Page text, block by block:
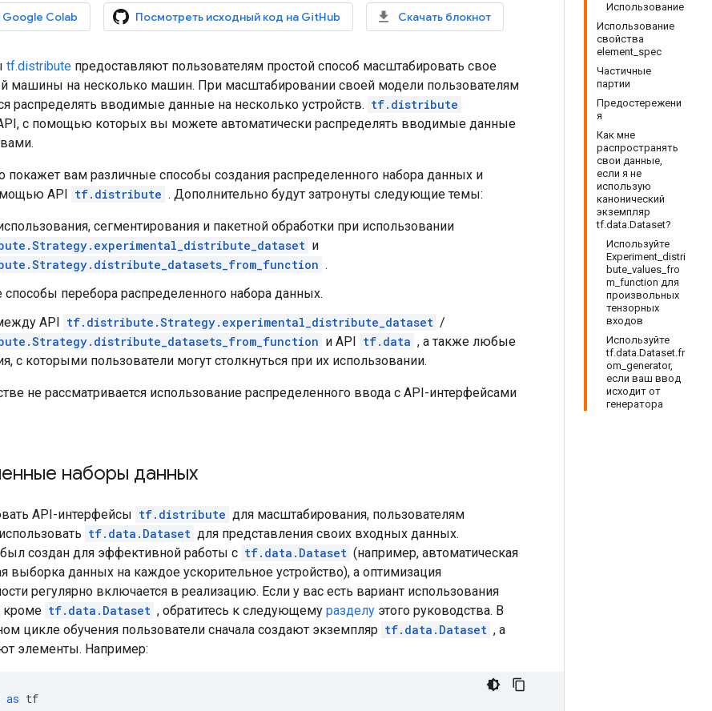
Использование
Использование
свойства
element_spec
Частичные
партии
Предостережени
я
Как мне
распространять
свои данные,
если я не
использую
канонический
экземпляр
tf.data.Dataset?
Используйте
Experiment_distri
bute_values_fro
m_function для
произвольных
тензорных
входов
Используйте
tf.data.Dataset.fr
om_generator,
если ваш ввод
исходит от
генератора
Google Colab Посмотреть исходный код на GitHub Скачать блокнот
tf.distribute предоставляют пользователям простой способ масштабировать свое
машины на несколько машин. При масштабировании своей модели пользователям
распределять вводимые данные на несколько устройств. tf.distribute
с помощью которых вы можете автоматически распределять вводимые данные
покажет вам различные способы создания распределенного набора данных и
API tf.distribute . Дополнительно будут затронуты следующие темы:
сегментирования и пакетной обработки при использовании
и
.
перебора распределенного набора данных.
API tf.distribute.Strategy.experimental_distribute_dataset /
и API tf.data , а также любые
с которыми пользователи могут столкнуться при их использовании.
не рассматривается использование распределенного ввода с API-интерфейсами
наборы данных
API-интерфейсы tf.distribute для масштабирования, пользователям
tf.data.Dataset для представления своих входных данных.
был создан для эффективной работы с tf.data.Dataset (например, автоматическая
выборка данных на каждое ускорительное устройство), а оптимизация
регулярно включается в реализацию. Если у вас есть вариант использования
кроме tf.data.Dataset , обратитесь к следующему разделу этого руководства. В
цикле обучения пользователи сначала создают экземпляр tf.data.Dataset , а
элементы. Например:
as tf